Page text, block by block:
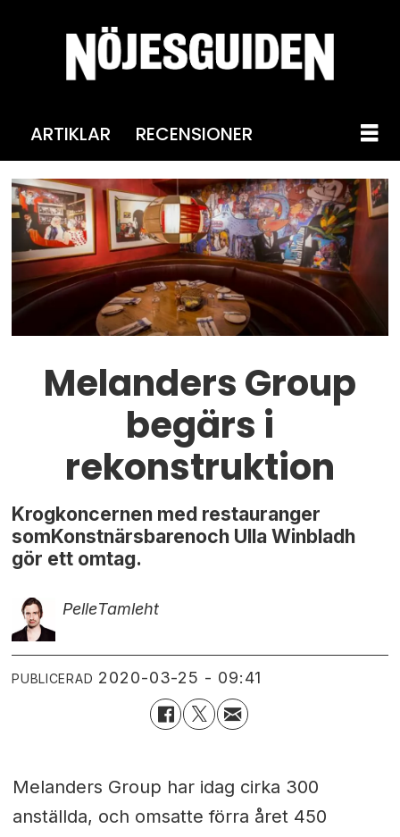
ARTIKLAR RECENSIONER
Melanders Group
begärs i
rekonstruktion
Krogkoncernen med restauranger
somKonstnärsbarenoch Ulla Winbladh
gör ett omtag.
PelleTamleht
PUBLICERAD 2020-03-25 - 09:41
Melanders Group har idag cirka 300
anställda, och omsatte förra året 450